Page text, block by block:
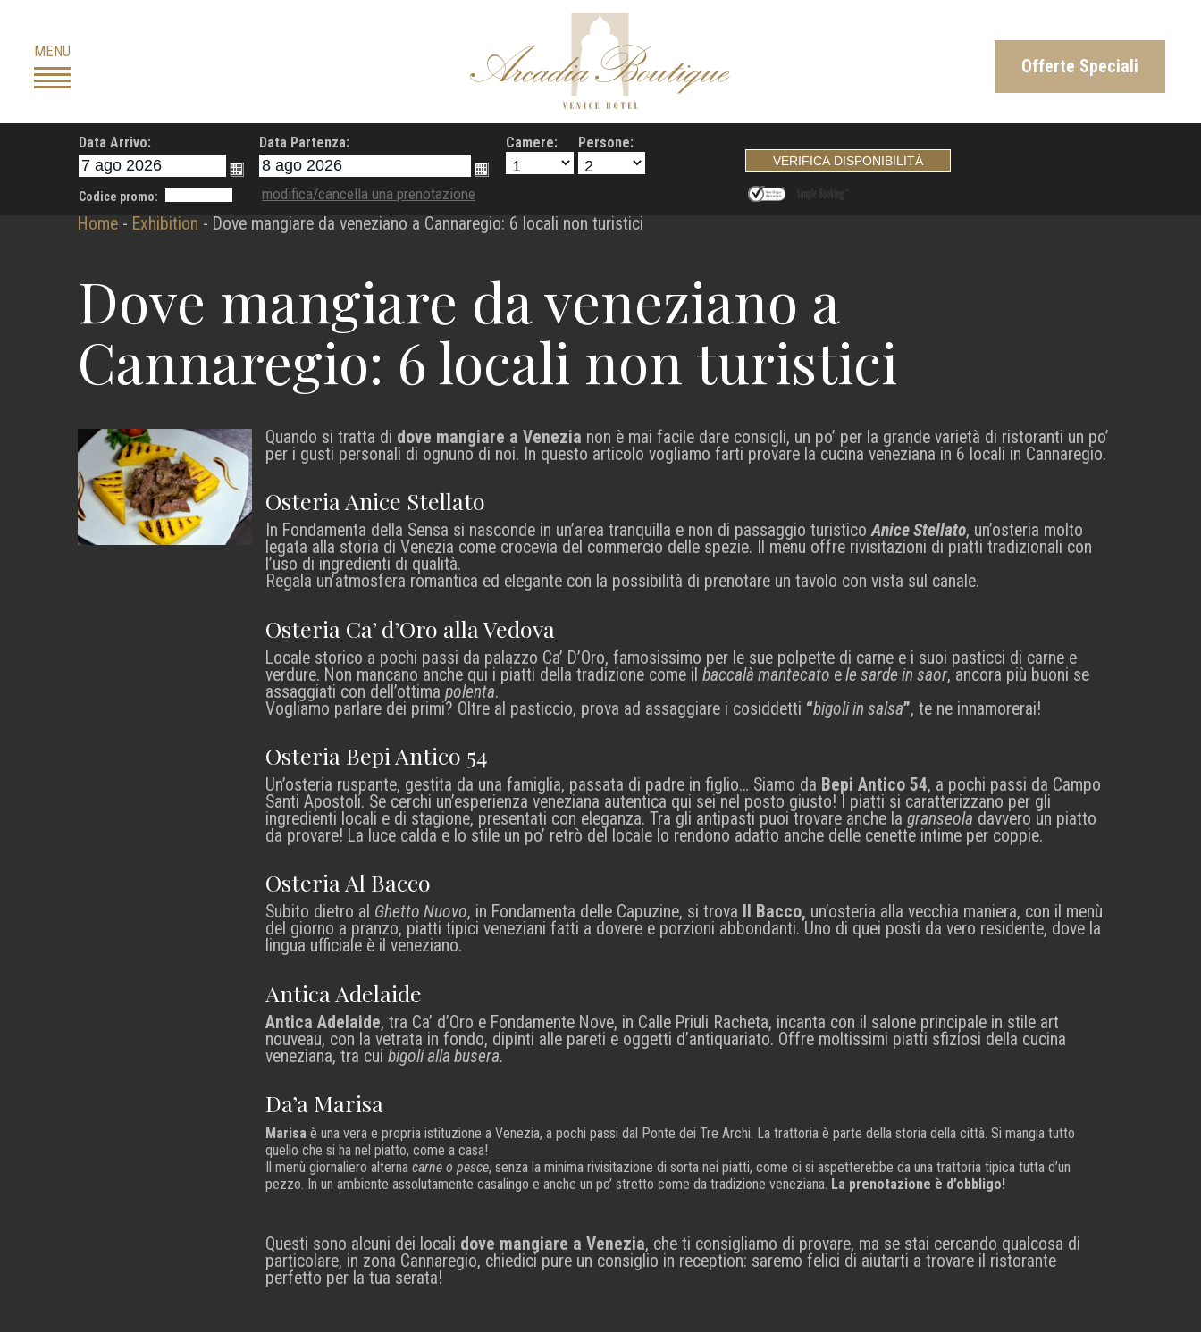
content
MENU
Offerte Speciali
Data Arrivo: Data Partenza: Camere: Persone:
Codice promo: modifica/cancella una prenotazione
Home - Exhibition - Dove mangiare da veneziano a Cannaregio: 6 locali non turistici
Dove mangiare da veneziano a
Cannaregio: 6 locali non turistici
Quando si tratta di dove mangiare a Venezia non è mai facile dare consigli, un po’ per la grande varietà di ristoranti un po’
per i gusti personali di ognuno di noi. In questo articolo vogliamo farti provare la cucina veneziana in 6 locali in Cannaregio.
Osteria Anice Stellato
In Fondamenta della Sensa si nasconde in un’area tranquilla e non di passaggio turisticoAnice Stellato, un’osteria molto
legata alla storia di Venezia come crocevia del commercio delle spezie. Il menu offre rivisitazioni di piatti tradizionali con
l’uso di ingredienti di qualità.
Regala un’atmosfera romantica ed elegante con la possibilità di prenotare un tavolo con vista sul canale.
Osteria Ca’ d’Oro alla Vedova
Locale storico a pochi passi da palazzo Ca’ D’Oro, famosissimo per le sue polpette di carne e i suoi pasticci di carne e
verdure. Non mancano anche qui i piatti della tradizione come il baccalà mantecato ele sarde in saor, ancora più buoni se
assaggiati con dell’ottima polenta.
Vogliamo parlare dei primi? Oltre al pasticcio, prova ad assaggiare i cosiddetti “bigoli in salsa”, te ne innamorerai!
Osteria Bepi Antico 54
Un’osteria ruspante, gestita da una famiglia, passata di padre in figlio… Siamo da Bepi Antico 54, a pochi passi da Campo
Santi Apostoli. Se cerchi un’esperienza veneziana autentica qui sei nel posto giusto! I piatti si caratterizzano per gli
ingredienti locali e di stagione, presentati con eleganza. Tra gli antipasti puoi trovare anche la granseola davvero un piatto
da provare! La luce calda e lo stile un po’ retrò del locale lo rendono adatto anche delle cenette intime per coppie.
Osteria Al Bacco
Subito dietro al Ghetto Nuovo, in Fondamenta delle Capuzine, si trova Il Bacco, un’osteria alla vecchia maniera, con il menù
del giorno a pranzo, piatti tipici veneziani fatti a dovere e porzioni abbondanti. Uno di quei posti da vero residente, dove la
lingua ufficiale è il veneziano.
Antica Adelaide
Antica Adelaide, tra Ca’ d’Oro e Fondamente Nove, in Calle Priuli Racheta, incanta con il salone principale in stile art
nouveau, con la vetrata in fondo, dipinti alle pareti e oggetti d’antiquariato. Offre moltissimi piatti sfiziosi della cucina
veneziana, tra cui bigoli alla busera.
Da’a Marisa
Marisa è una vera e propria istituzione a Venezia, a pochi passi dal Ponte dei Tre Archi. La trattoria è parte della storia della città. Si mangia tutto
quello che si ha nel piatto, come a casa!
Il menù giornaliero alterna carne o pesce, senza la minima rivisitazione di sorta nei piatti, come ci si aspetterebbe da una trattoria tipica tutta d’un
pezzo. In un ambiente assolutamente casalingo e anche un po’ stretto come da tradizione veneziana. La prenotazione è d’obbligo!
Questi sono alcuni dei locali dove mangiare a Venezia, che ti consigliamo di provare, ma se stai cercando qualcosa di
particolare, in zona Cannaregio, chiedici pure un consiglio in reception: saremo felici di aiutarti a trovare il ristorante
perfetto per la tua serata!